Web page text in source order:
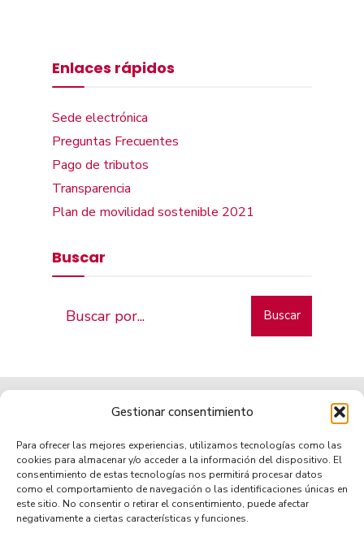
Gestionar consentimiento
Para ofrecer las mejores experiencias, utilizamos tecnologías como las
cookies para almacenar y/o acceder a la información del dispositivo. El
consentimiento de estas tecnologías nos permitirá procesar datos
como el comportamiento de navegación o las identificaciones únicas en
este sitio. No consentir o retirar el consentimiento, puede afectar
negativamente a ciertas características y funciones.
Enlaces rápidos
Sede electrónica
Preguntas Frecuentes
Pago de tributos
Transparencia
Plan de movilidad sostenible 2021
Buscar
Buscar
Municipio de tradición